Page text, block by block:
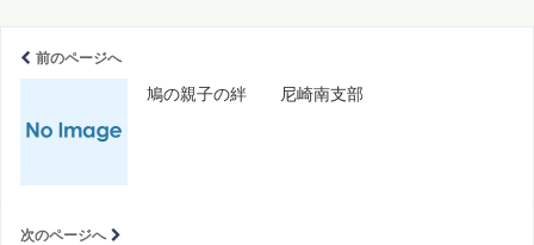
前のページへ
鳩の親子の絆 尼崎南支部
次のページへ